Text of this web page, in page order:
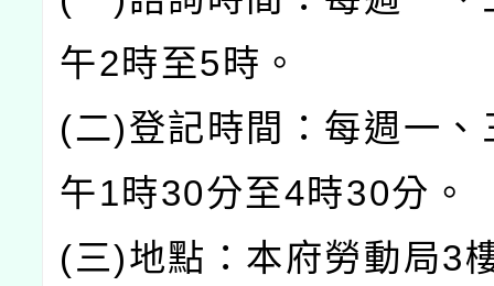
午2時至5時。
(二)登記時間：每週一、
午1時30分至4時30分。
(三)地點：本府勞動局3